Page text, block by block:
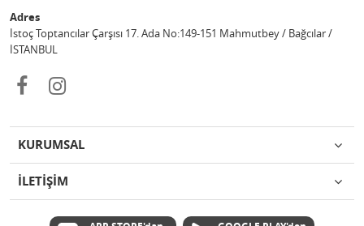
Adres
İstoç Toptancılar Çarşısı 17. Ada No:149-151 Mahmutbey / Bağcılar /
İSTANBUL
KURUMSAL
İLETİŞİM